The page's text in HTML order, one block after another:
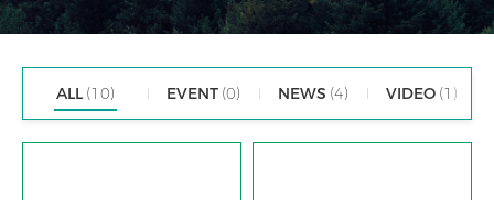
ALL (10) EVENT (0) NEWS (4) VIDEO (1)